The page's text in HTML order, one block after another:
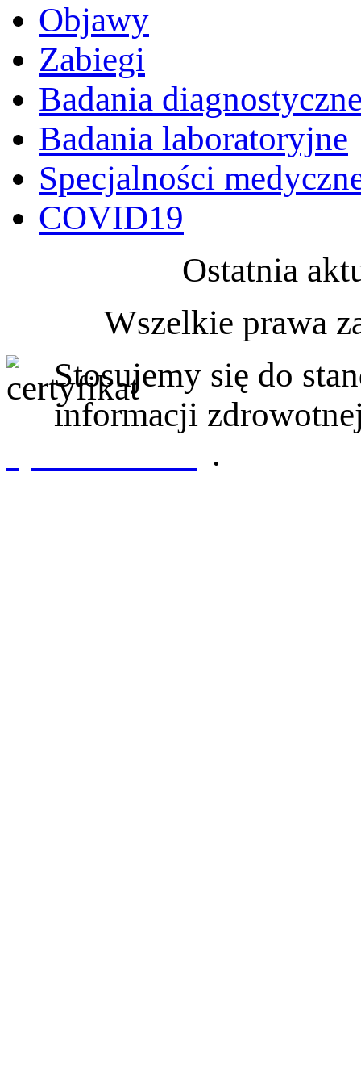
Objawy
Zabiegi
Badania
Badania laboratoryjne
Specjalności
COVID19
Ostatnia
Wszelkie prawa
Stosujemy się do
informacji
.